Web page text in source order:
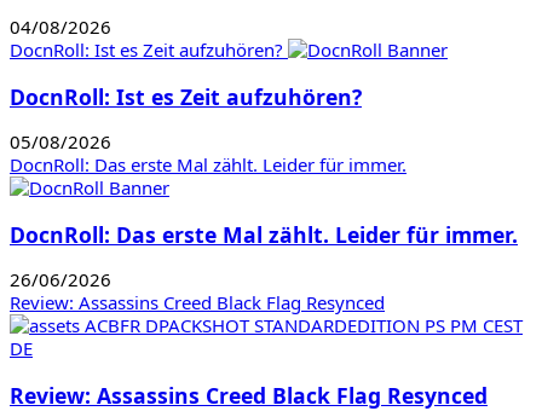
04/08/2026
DocnRoll: Ist es Zeit aufzuhören?
DocnRoll: Ist es Zeit aufzuhören?
05/08/2026
DocnRoll: Das erste Mal zählt. Leider für immer.
DocnRoll: Das erste Mal zählt. Leider für immer.
26/06/2026
Review: Assassins Creed Black Flag Resynced
Review: Assassins Creed Black Flag Resynced